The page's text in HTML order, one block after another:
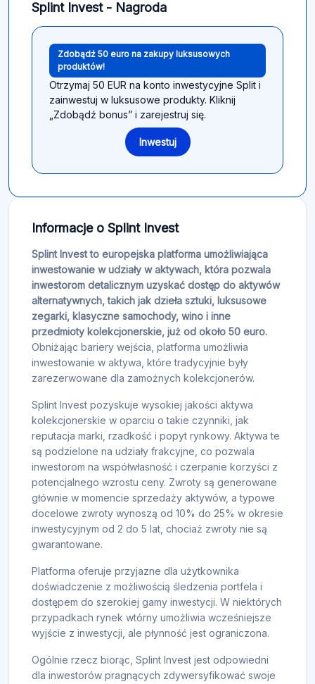
Splint Invest - Nagroda
Zdobądź 50 euro na zakupy luksusowych
produktów!
Otrzymaj 50 EUR na konto inwestycyjne Split i
zainwestuj w luksusowe produkty. Kliknij
„Zdobądź bonus” i zarejestruj się.
Inwestuj
Informacje o Splint Invest
Splint Invest to europejska platforma umożliwiająca
inwestowanie w udziały w aktywach, która pozwala
inwestorom detalicznym uzyskać dostęp do aktywów
alternatywnych, takich jak dzieła sztuki, luksusowe
zegarki, klasyczne samochody, wino i inne
przedmioty kolekcjonerskie, już od około 50 euro.
Obniżając bariery wejścia, platforma umożliwia
inwestowanie w aktywa, które tradycyjnie były
zarezerwowane dla zamożnych kolekcjonerów.
Splint Invest pozyskuje wysokiej jakości aktywa
kolekcjonerskie w oparciu o takie czynniki, jak
reputacja marki, rzadkość i popyt rynkowy. Aktywa te
są podzielone na udziały frakcyjne, co pozwala
inwestorom na współwłasność i czerpanie korzyści z
potencjalnego wzrostu ceny. Zwroty są generowane
głównie w momencie sprzedaży aktywów, a typowe
docelowe zwroty wynoszą od 10% do 25% w okresie
inwestycyjnym od 2 do 5 lat, chociaż zwroty nie są
gwarantowane.
Platforma oferuje przyjazne dla użytkownika
doświadczenie z możliwością śledzenia portfela i
dostępem do szerokiej gamy inwestycji. W niektórych
przypadkach rynek wtórny umożliwia wcześniejsze
wyjście z inwestycji, ale płynność jest ograniczona.
Ogólnie rzecz biorąc, Splint Invest jest odpowiedni
dla inwestorów pragnących zdywersyfikować swoje